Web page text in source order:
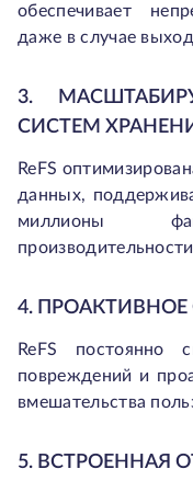
обеспечивает
даже в случае
3.
СИСТЕМ
ReFS
данных,
миллионы
4.
ReFS постоянно
повреждений и
вмешательства
5. ВСТРОЕННАЯ